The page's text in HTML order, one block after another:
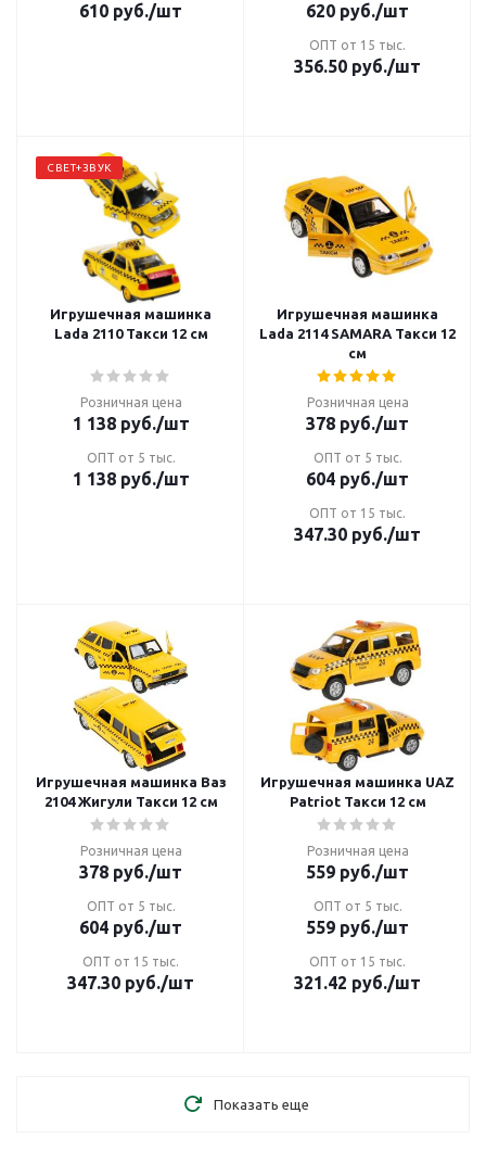
610 руб./шт 620 руб./шт
ОПТ от 15 тыс.
356.50 руб./шт
СВЕТ+ЗВУК
Игрушечная машинка
Lada 2110 Такси 12 см
Розничная цена
1 138руб./шт
ОПТ от 5 тыс.
1 138руб./шт
Игрушечная машинка
Lada 2114 SAMARA Такси 12
см
Розничная цена
378 руб./шт
ОПТ от 5 тыс.
604 руб./шт
ОПТ от 15 тыс.
347.30 руб./шт
Игрушечная машинка Ваз
2104 Жигули Такси 12 см
Розничная цена
378 руб./шт
ОПТ от 5 тыс.
604 руб./шт
ОПТ от 15 тыс.
347.30 руб./шт
Игрушечная машинка UAZ
Patriot Такси 12 см
Розничная цена
559 руб./шт
ОПТ от 5 тыс.
559 руб./шт
ОПТ от 15 тыс.
321.42 руб./шт
Показать еще